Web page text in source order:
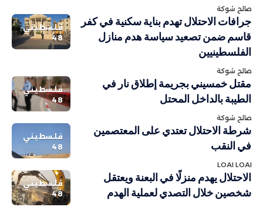
صالح شوكة
فلسطيني
48
جرافات الاحتلال تهدم بناية سكنية في كفر
قاسم ضمن تصعيد سياسة هدم منازل
الفلسطينيين
صالح شوكة
فلسطيني
48
مقتل خمسيني بجريمة إطلاق نار في
الطيبة بالداخل المحتل
صالح شوكة
فلسطيني
48
شرطة الاحتلال تعتدي على المعتصمين
في النقب
LOAI LOAI
فلسطيني
48
الاحتلال يهدم منزلًا في البعنة ويعتقل
شخصين خلال التصدي لعملية الهدم